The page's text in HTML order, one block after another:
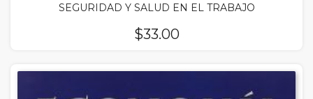
SEGURIDAD Y SALUD EN EL TRABAJO
$33.00